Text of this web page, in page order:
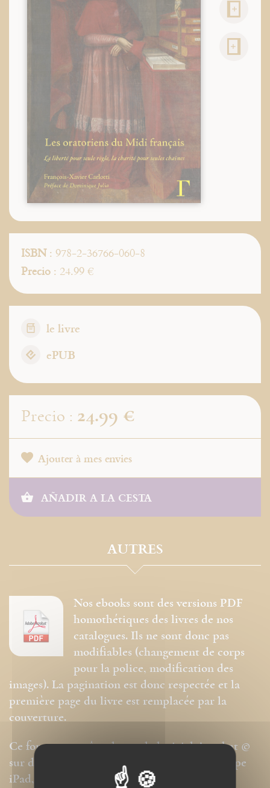
ISBN: 978-2-36766-060-8
Precio : 24.99 €
le livre
ePUB
Precio : 24.99 €
Ajouter à mes envies
AÑADIR A LA CESTA
AUTRES
Nos ebooks sont des versions PDF
homothétiques des livres de nos
catalogues. Ils ne sont donc pas
modifiables (changement de corps
pour la police, modification des
images). La pagination est donc respectée et la
première page du livre est remplacée par la
couverture.
Ce format peut être lu par le logiciel Acrobat ©
sur des ordinateurs ou tablettes tactiles de type
iPad, Archos, Asus ou autres.